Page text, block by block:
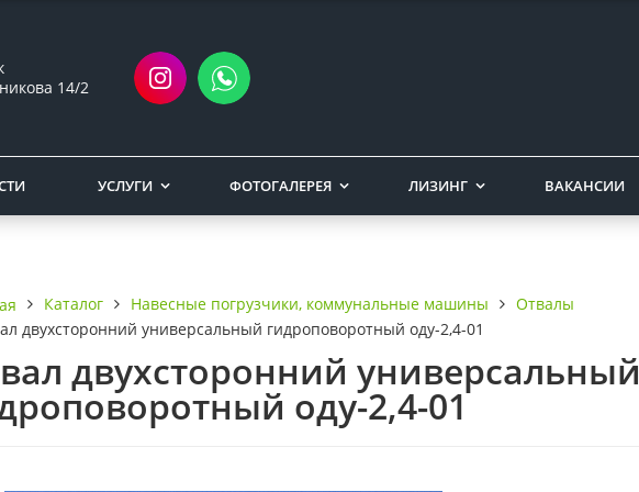
14/2
УСЛУГИ ФОТОГАЛЕРЕЯ ЛИЗИНГ ВАКАНСИИ
Каталог Навесные погрузчики, коммунальные машины
Отвалы
двухсторонний универсальный гидроповоротный оду-2,4-01
двухсторонний универсальный
оду-2,4-01